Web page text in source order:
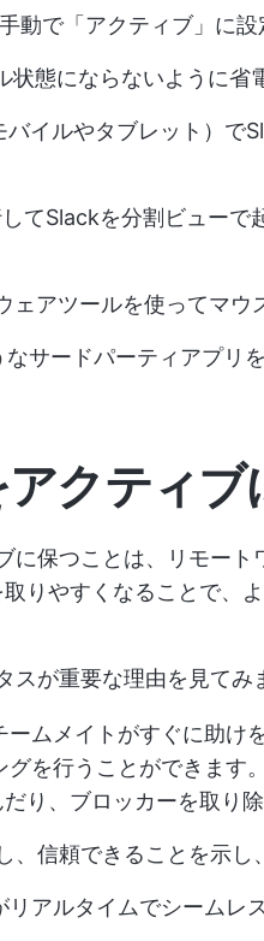
動で「アクティブ」に設
状態にならないように省
イルやタブレット）で
てSlackを分割ビューで
ェアツールを使ってマウ
サードパーティアプリ
クティブ
に保つことは、リモート
りやすくなることで、
スが重要な理由を見てみ
ームメイトがすぐに助け
を行うことができます。
り、ブロッカーを取り
、信頼できることを示し
アルタイムでシームレ